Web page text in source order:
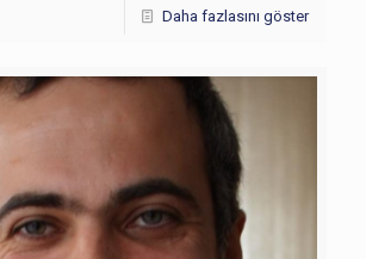
Daha fazlasını göster